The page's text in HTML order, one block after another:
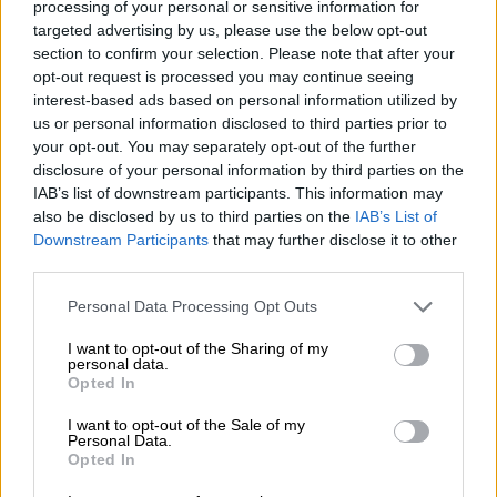
processing of your personal or sensitive information for
targeted advertising by us, please use the below opt-out
section to confirm your selection. Please note that after your
opt-out request is processed you may continue seeing
interest-based ads based on personal information utilized by
us or personal information disclosed to third parties prior to
your opt-out. You may separately opt-out of the further
disclosure of your personal information by third parties on the
IAB’s list of downstream participants. This information may
also be disclosed by us to third parties on the IAB’s List of
Downstream Participants that may further disclose it to other
Please note that this website/app uses one or more Google
not limited to your visit or usage behaviour. You may click to
grant or deny consent to Google and its third-party tags to
use your data for below specified purposes in below Google
consent section.
Personal Data Processing Opt Outs
I want to opt-out of the Sharing of my
personal data.
Opted In
I want to opt-out of the Sale of my
Personal Data.
Opted In
Γιώργος Πατούληςείχε λάβει ποσοστό
50,1% και 9 έδρες ενώ ήταν αυτοδύναμος
κάτι που δεν επετεύχθη αυτή τη φορά. Να
υπενθυμιστεί ότι το ΔΣ του ΙΣΑ μετρά 17
μέλη.
Πάντως για πρώτη φορά φέτος οι εκλογές
διεξήχθησαν ψηφιακά μέσω του συστήματος
ΖΕΥΣ γι΄ αυτό και αυξήθηκε σημαντικά η
συμμετοχή των γιατρών. Συμμετείχαν 13.195
μέλη του ΙΣΑ, έναντι 8.157 που είχαν
συμμετάσχει στις προηγούμενες εκλογές.
Με βάση την τελική καταμέτρηση των
ψήφων που ολοκληρώθηκε αργά τη νύχτα
της Κυριακής, τα ποσοστά και οι έδρες
διαμορφώνονται ως εξής: